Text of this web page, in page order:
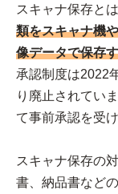
スキャナ保存とは
類をスキャナ機
像データで保存
承認制度は2022
り廃止されてい
て事前承認を受
スキャナ保存の
書、納品書など